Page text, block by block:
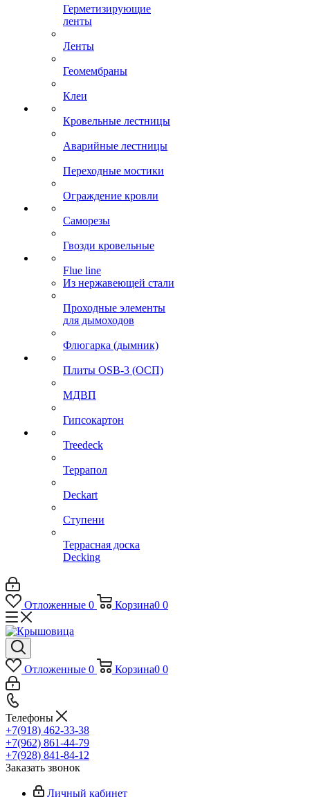
Герметизирующие
ленты
Ленты
Геомембраны
Клеи
Кровельные лестницы
Аварийные лестницы
Переходные мостики
Ограждение кровли
Саморезы
Гвозди кровельные
Flue line
Из нержавеющей стали
Проходные элементы
для дымоходов
Флюгарка (дымник)
Плиты OSB-3 (ОСП)
МДВП
Гипсокартон
Treedeck
Террапол
Deckart
Ступени
Террасная доска
Decking
Отложенные 0 Корзина0 0
Отложенные 0 Корзина0 0
Телефоны
+7(918) 462-33-38
+7(962) 861-44-79
+7(928) 841-84-12
Заказать звонок
Личный кабинет